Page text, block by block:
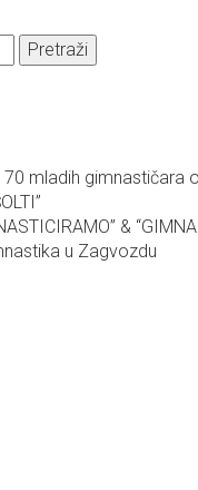
70 mladih gimnastičara
&
u Zagvozdu